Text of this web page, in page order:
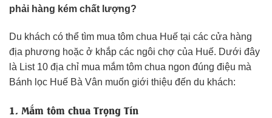
phải hàng kém chất lượng?
Du khách có thể tìm mua tôm chua Huế tại các cửa hàng
địa phương hoặc ở khắp các ngôi chợ của Huế. Dưới đây
là List 10 địa chỉ mua mắm tôm chua ngon đúng điệu mà
Bánh lọc Huế Bà Vân muốn giới thiệu đến du khách:
1. Mắm tôm chua Trọng Tín